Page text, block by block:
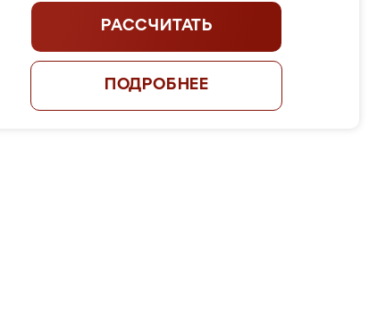
РАССЧИТАТЬ
ПОДРОБНЕЕ